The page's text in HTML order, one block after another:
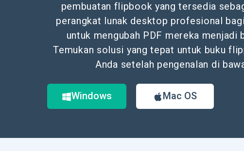
pembuatan flipbook yang tersedia
perangkat lunak desktop profesional
untuk mengubah PDF mereka menjadi
Temukan solusi yang tepat untuk buku
Anda setelah pengenalan di
Windows Mac OS